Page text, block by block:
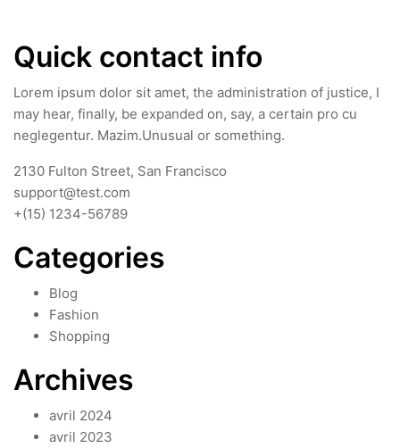
Quick contact info
Lorem ipsum dolor sit amet, the administration of justice, I
may hear, finally, be expanded on, say, a certain pro cu
neglegentur. Mazim.Unusual or something.
2130 Fulton Street, San Francisco
support@test.com
+(15) 1234-56789
Categories
Blog
Fashion
Shopping
Archives
avril 2024
avril 2023